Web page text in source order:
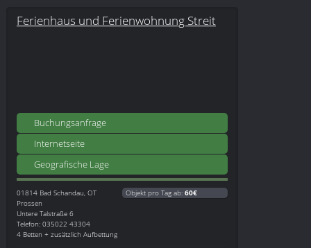
Ferienhaus und Ferienwohnung Streit
Buchungsanfrage
Internetseite
Geografische Lage
01814 Bad Schandau, OT
Prossen
Untere Talstraße 6
Telefon: 035022 43304
4 Betten + zusätzlich Aufbettung
Objekt pro Tag ab: 60€